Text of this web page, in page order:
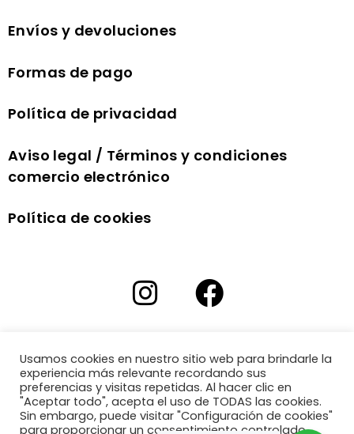
Envíos y devoluciones
Formas de pago
Política de privacidad
Aviso legal / Términos y condiciones
comercio electrónico
Política de cookies
Usamos cookies en nuestro sitio web para brindarle la
experiencia más relevante recordando sus
preferencias y visitas repetidas. Al hacer clic en
"Aceptar todo", acepta el uso de TODAS las cookies.
Sin embargo, puede visitar "Configuración de cookies"
para proporcionar un consentimiento controlado.